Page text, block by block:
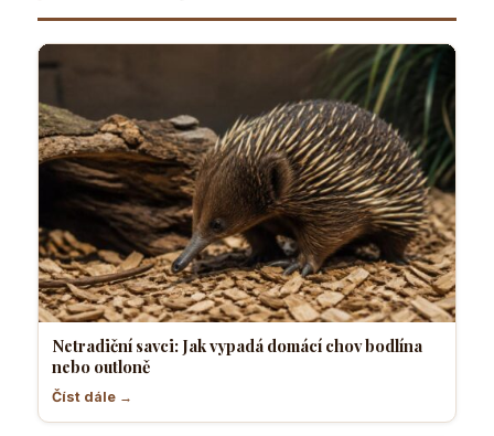
Netradiční savci: Jak vypadá domácí chov bodlína
nebo outloně
Číst dále →